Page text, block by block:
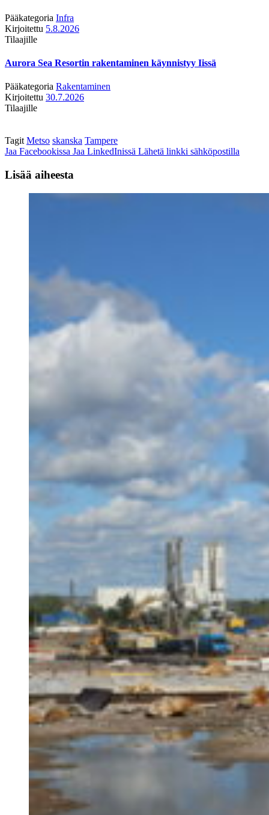
Pääkategoria Infra
Kirjoitettu 5.8.2026
Tilaajille
Aurora Sea Resortin rakentaminen käynnistyy Iissä
Pääkategoria Rakentaminen
Kirjoitettu 30.7.2026
Tilaajille
Tagit Metso skanska Tampere
Jaa Facebookissa Jaa LinkedInissä Lähetä linkki sähköpostilla
Lisää aiheesta